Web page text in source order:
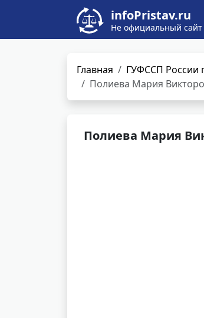
infoPristav.ru
Не официальный
Главная ГУФССП России
Полиева Мария
Полиева Мария